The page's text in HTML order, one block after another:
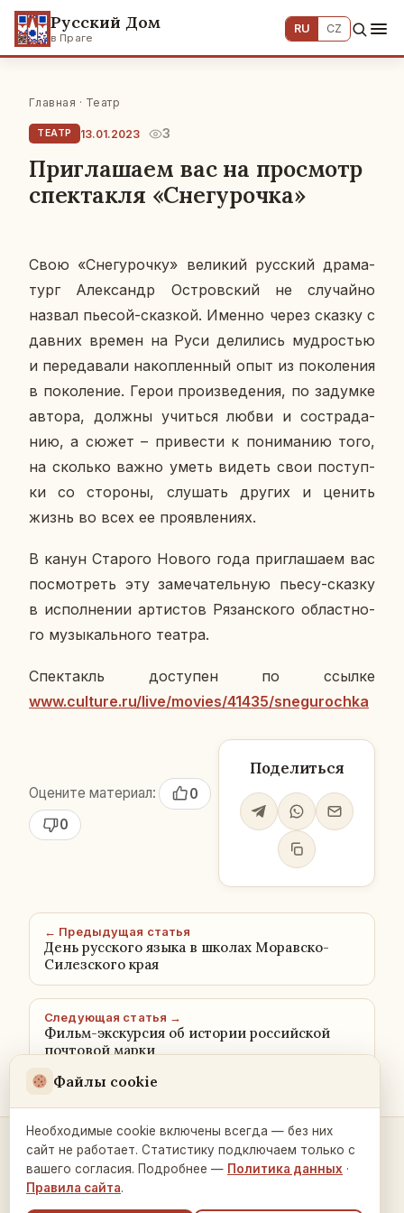
Русский Дом
в Праге
RU CZ
Главная · Театр
ТЕАТР 13.01.2023 3
Приглашаем вас на просмотр
спектакля «Снегурочка»
Свою «Сне­гу­роч­ку» ве­ли­кий рус­ский дра­ма­
тург Алек­сандр Ост­ров­ский не слу­чай­но
назвал пьесой-сказ­кой. Именно через сказку с
давних времен на Руси де­ли­лись муд­ро­стью
и пе­ре­да­ва­ли на­коп­лен­ный опыт из по­ко­ле­ния
в по­ко­ле­ние. Герои про­из­ве­де­ния, по за­дум­ке
автора, должны учить­ся любви и со­стра­да­
нию, а сюжет – при­ве­сти к по­ни­ма­нию того,
на сколь­ко важно уметь видеть свои по­ступ­
ки со сто­ро­ны, слу­шать других и ценить
жизнь во всех ее про­яв­ле­ни­ях.
В канун Ста­ро­го Нового года при­гла­ша­ем вас
по­смот­реть эту за­ме­ча­тель­ную пьесу-сказку
в ис­пол­не­нии ар­ти­стов Ря­зан­ско­го об­ласт­но­
го му­зы­каль­но­го театра.
Спек­такль до­сту­пен по ссылке
www.culture.ru/live/movies/41435/snegurochka
Оцените материал:
0
0
Поделиться
← Предыдущая статья
День русского языка в школах Моравско-
Силезского края
Следующая статья →
Фильм-экскурсия об истории российской
почтовой марки
Контакты и связь →
Файлы cookie
Необходимые cookie включены всегда — без них
сайт не работает. Статистику подключаем только с
вашего согласия. Подробнее — Политика данных ·
Правила сайта.